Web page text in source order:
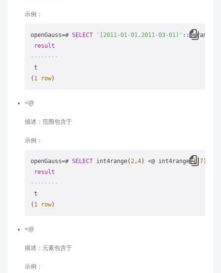
示例：
openGauss=# SELECT '[2011-01-01,2011-03-01)' ::tsrange @
result
--------
t
( 1 row
<@
描述：范围包含于
示例：
openGauss=# SELECT int4range(2,4) <@ int4range(1 , 7)
result
--------
t
( 1 row
<@
描述：元素包含于
示例：